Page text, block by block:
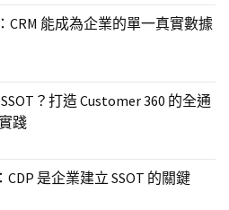
CRM 能成為企業的單一真實數據
？打造 Customer 360 的全通
踐
CDP 是企業建立 SSOT 的關鍵